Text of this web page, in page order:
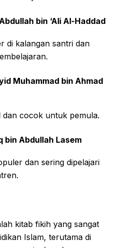
bin ‘Ali Al-Haddad
di kalangan santri dan
Muhammad bin Ahmad
dan cocok untuk pemula.
bin Abdullah Lasem
dan sering dipelajari
kitab fikih yang sangat
Islam, terutama di